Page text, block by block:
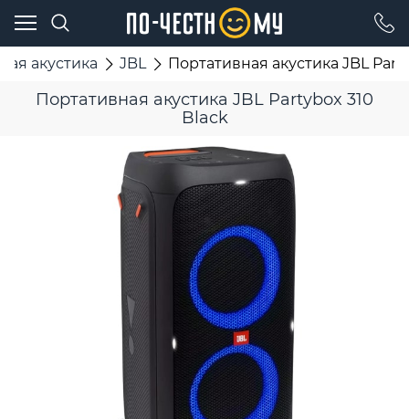
акустика JBL Портативная акустика JBL
Портативная акустика JBL Partybox 310
Black